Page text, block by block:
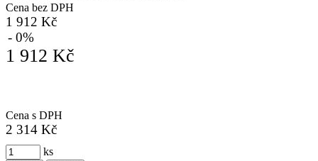
Cena bez DPH
1 912 Kč
- 0%
1 912 Kč
Cena s DPH
2 314 Kč
ks